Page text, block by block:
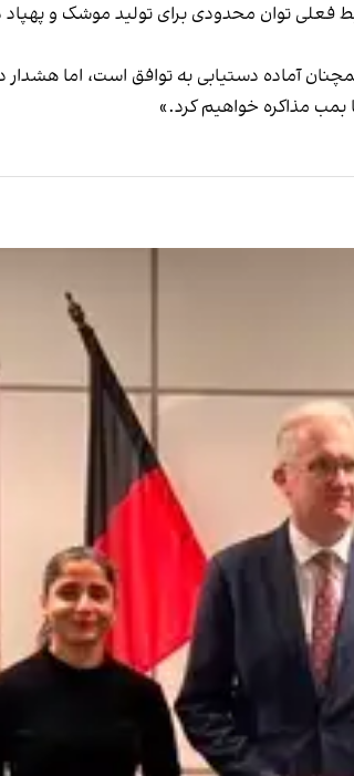
فعلی توان محدودی برای تولید موشک و
آماده دستیابی به توافق است، اما هشدار
بمب مذاکره خواهیم کرد.»